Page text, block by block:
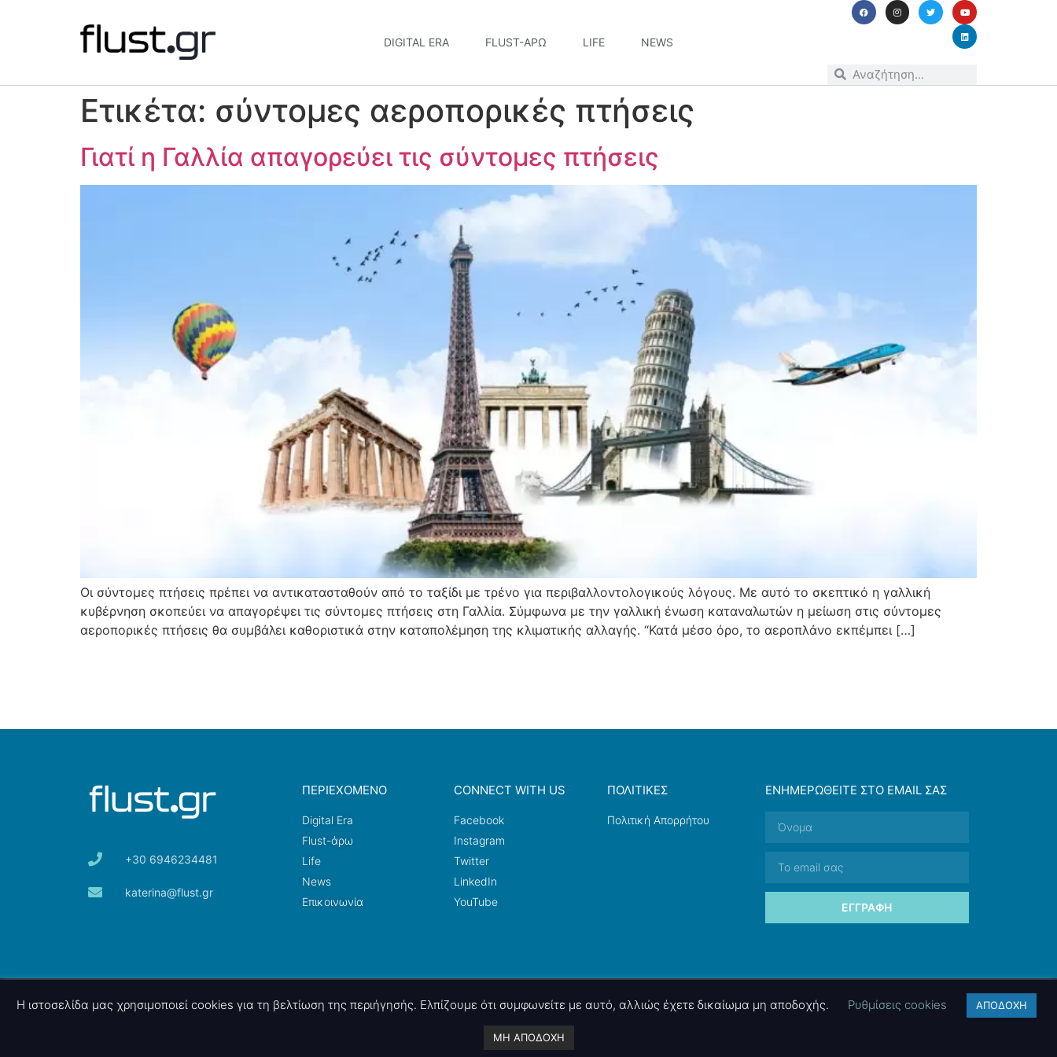
DIGITAL ERA FLUST-ΆΡΩ LIFE NEWS
Ετικέτα: σύντομες αεροπορικές πτήσεις
Γιατί η Γαλλία απαγoρεύει τις σύντομες πτήσεις
Οι σύντομες πτήσεις πρέπει να αντικατασταθούν από το ταξίδι με τρένο για περιβαλλοντολογικούς λόγους. Με αυτό το σκεπτικό η γαλλική
κυβέρνηση σκοπεύει να απαγορέψει τις σύντομες πτήσεις στη Γαλλία. Σύμφωνα με την γαλλική ένωση καταναλωτών η μείωση στις σύντομες
αεροπορικές πτήσεις θα συμβάλει καθοριστικά στην καταπολέμηση της κλιματικής αλλαγής. “Κατά μέσο όρο, το αεροπλάνο εκπέμπει […]
+30 6946234481
katerina@flust.gr
ΠΕΡΙΕΧΟΜΕΝΟ
Digital Era
Flust-άρω
Life
News
Επικοινωνία
CONNECT WITH US
Facebook
Instagram
Twitter
LinkedIn
YouTube
ΠΟΛΙΤΙΚΕΣ
Πολιτική Απορρήτου
ΕΝΗΜΕΡΩΘΕΊΤΕ ΣΤΟ EMAIL ΣΑΣ
ΕΓΓΡΑΦΉ
© 2026 nettings, ltd. All rights reserved.
nettings, ltd . Powered by
Η ιστοσελίδα μας χρησιμοποιεί cookies για τη βελτίωση της περιήγησής. Ελπίζουμε ότι συμφωνείτε με αυτό, αλλιώς έχετε δικαίωμα μη αποδοχής. Ρυθμίσεις cookies ΑΠΟΔΟΧΗ
ΜΗ ΑΠΟΔΟΧΗ